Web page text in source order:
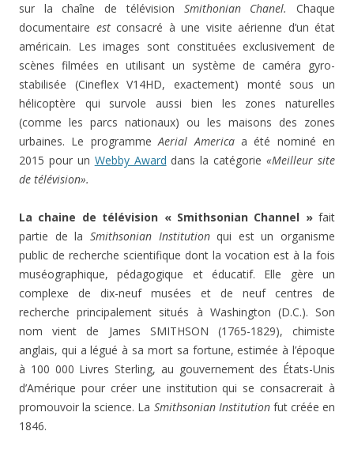
sur la chaîne de télévision Smithonian Chanel.Chaque
documentaire estconsacré à une visite aérienne d’un état
américain. Les images sont constituées exclusivement de
scènes filmées en utilisant un système de caméra gyro-
stabilisée (Cineflex V14HD, exactement) monté sous un
hélicoptère qui survole aussi bien les zones naturelles
(comme les parcs nationaux) ou les maisons des zones
urbaines. Le programmeAerial Americaa été nominé en
2015 pour un Webby Award dans la catégorie«Meilleur site
de télévision».
La chaine de télévision « Smithsonian Channel »fait
partie de la Smithsonian Institutionqui est un organisme
public de recherche scientifique dont la vocation est à la fois
muséographique, pédagogique et éducatif. Elle gère un
complexe de dix-neuf musées et de neuf centres de
recherche principalement situés à Washington (D.C.). Son
nom vient de James SMITHSON (1765-1829), chimiste
anglais, qui a légué à sa mort sa fortune, estimée à l’époque
à 100 000 Livres Sterling, au gouvernement des États-Unis
d’Amérique pour créer une institution qui se consacrerait à
promouvoir la science. La Smithsonian Institutionfut créée en
1846.